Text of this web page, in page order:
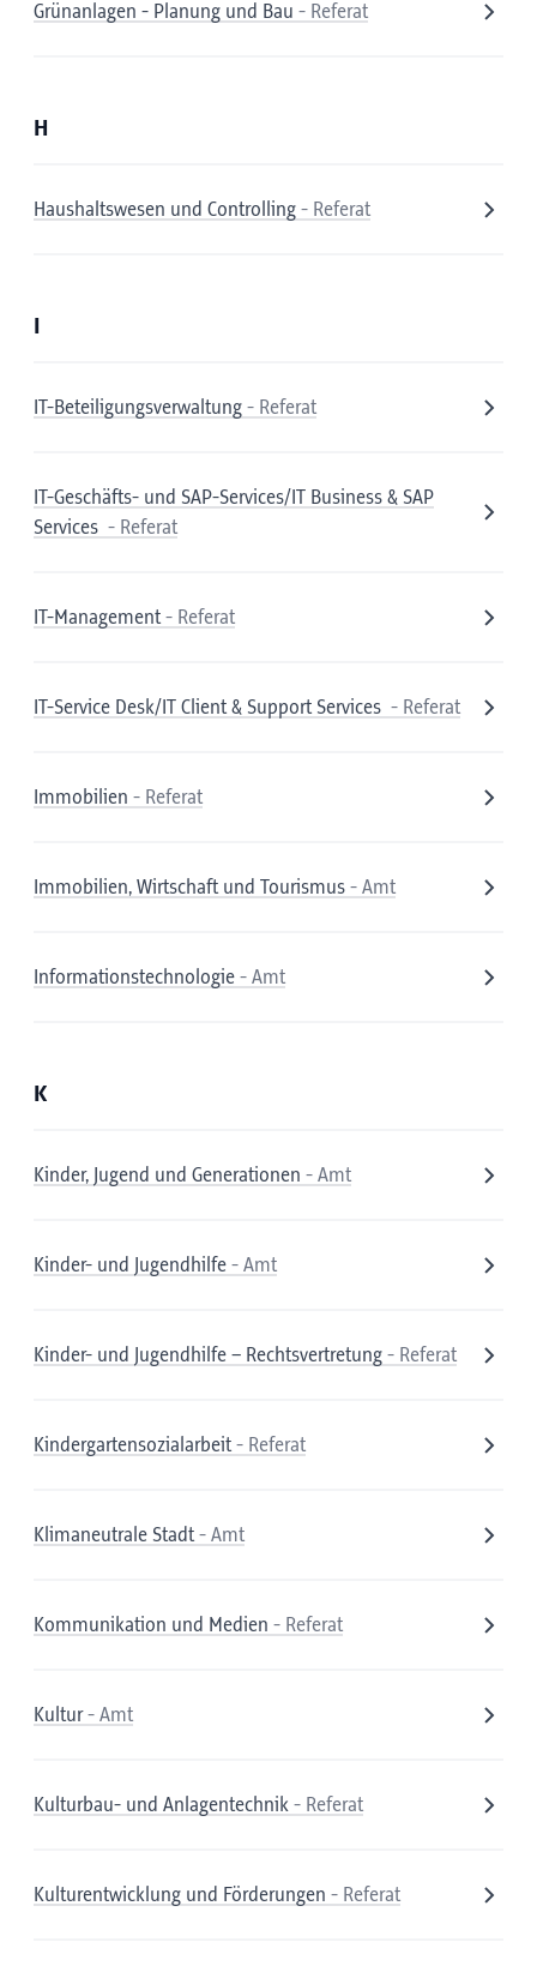
Grünanlagen - Planung und Bau - Referat
H
Haushaltswesen und Controlling - Referat
IT-Beteiligungsverwaltung - Referat
IT-Geschäfts- und SAP-Services/IT Business & SAP
Services - Referat
IT-Management- Referat
IT-Service Desk/IT Client & Support Services - Referat
Immobilien - Referat
Immobilien, Wirtschaft und Tourismus - Amt
Informationstechnologie - Amt
K
Kinder, Jugend und Generationen - Amt
Kinder- und Jugendhilfe - Amt
Kinder- und Jugendhilfe – Rechtsvertretung - Referat
Kindergartensozialarbeit- Referat
Klimaneutrale Stadt- Amt
Kommunikation und Medien - Referat
Kultur- Amt
Kulturbau- und Anlagentechnik - Referat
Kulturentwicklung und Förderungen - Referat